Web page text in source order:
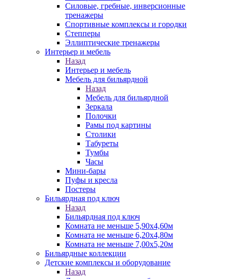
Силовые, гребные, инверсионные
тренажеры
Спортивные комплексы и городки
Степперы
Эллиптические тренажеры
Интерьер и мебель
Назад
Интерьер и мебель
Мебель для бильярдной
Назад
Мебель для бильярдной
Зеркала
Полочки
Рамы под картины
Столики
Табуреты
Тумбы
Часы
Мини-бары
Пуфы и кресла
Постеры
Бильярдная под ключ
Назад
Бильярдная под ключ
Комната не меньше 5,90х4,60м
Комната не меньше 6,20х4,80м
Комната не меньше 7,00х5,20м
Бильярдные коллекции
Детские комплексы и оборудование
Назад